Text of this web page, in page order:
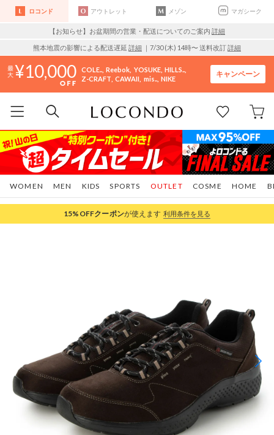
ロコンド アウトレット メゾン マガシーク
【お知らせ】お盆期間の営業・配送についてのご案内 詳細
熊本地震の影響による配送遅延 詳細 ｜7/30 (木) 14時〜 送料改訂詳細
10,000 COLE.. Reebok YOSUKE HILLS..
Z-CRAFT CAWAII mis.. NIKE
キャンペーン
WOMEN MEN KIDS SPORTS COSME HOME
OUTLET
15%OFFクーポンが使えます 利用条件を見る